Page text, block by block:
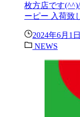
枚方店です
ーピー 入荷
2024年6月1日
NEWS